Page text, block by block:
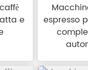
e
espresso